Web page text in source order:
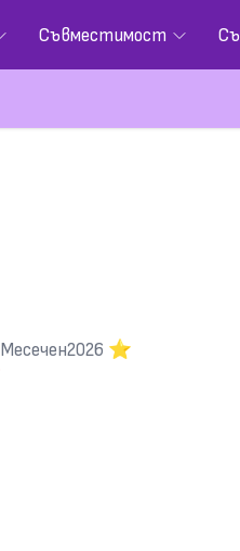
Съвместимост
Месечен2026 ⭐